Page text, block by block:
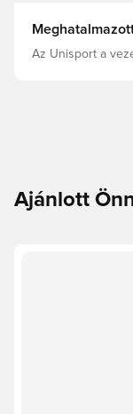
Az Unisport a
Ajánlott